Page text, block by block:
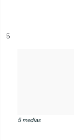
5
5 medias